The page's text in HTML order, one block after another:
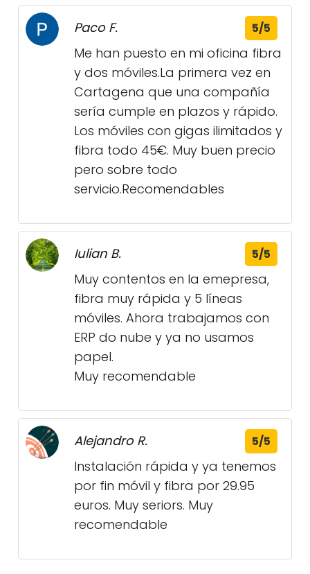
Paco F. 5/5
Me han puesto en mi oficina fibra
y dos móviles.La primera vez en
Cartagena que una compañía
sería cumple en plazos y rápido.
Los móviles con gigas ilimitados y
fibra todo 45€. Muy buen precio
pero sobre todo
servicio.Recomendables
Iulian B. 5/5
Muy contentos en la emepresa,
fibra muy rápida y 5 líneas
móviles. Ahora trabajamos con
ERP do nube y ya no usamos
papel.
Muy recomendable
Alejandro R. 5/5
Instalación rápida y ya tenemos
por fin móvil y fibra por 29.95
euros. Muy seriors. Muy
recomendable